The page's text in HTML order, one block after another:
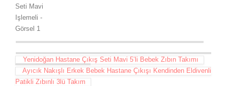
Yenidoğan Hastane Çıkış Seti Mavi 5’li Bebek Zıbın Takımı
Ayıcık Nakışlı Erkek Bebek Hastane Çıkışı Kendinden Eldivenli
Patikli Zıbınlı 3lü Takım